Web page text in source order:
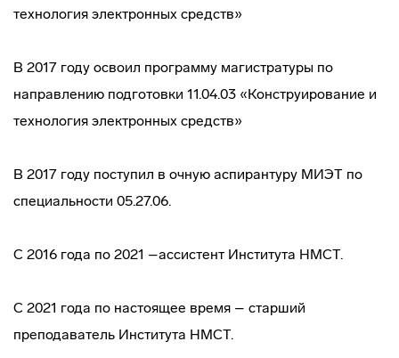
технология электронных средств»
В 2017 году освоил программу магистратуры по
направлению подготовки 11.04.03 «Конструирование и
технология электронных средств»
В 2017 году поступил в очную аспирантуру МИЭТ по
специальности 05.27.06.
С 2016 года по 2021 –ассистент Института НМСТ.
С 2021 года по настоящее время – старший
преподаватель Института НМСТ.